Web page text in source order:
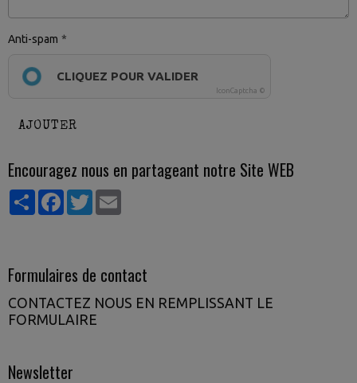
Anti-spam
CLIQUEZ POUR VALIDER
IconCaptcha ©
AJOUTER
Encouragez nous en partageant notre Site WEB
PartagerFacebookTwitter
Formulaires de contact
CONTACTEZ NOUS EN REMPLISSANT LE
FORMULAIRE
Newsletter